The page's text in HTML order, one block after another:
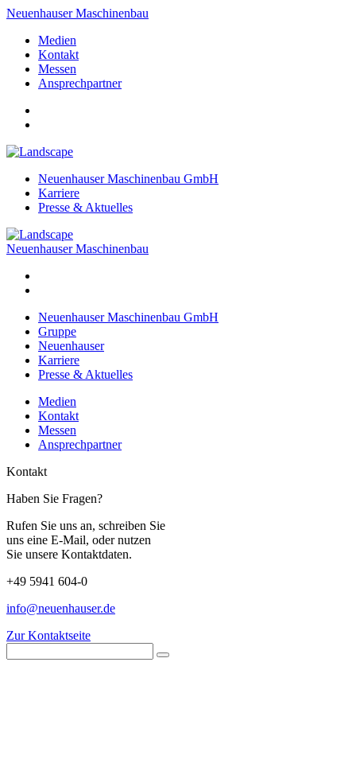
Neuenhauser Maschinenbau
Medien
Kontakt
Messen
Ansprechpartner
Neuenhauser Maschinenbau GmbH
Karriere
Presse & Aktuelles
Neuenhauser Maschinenbau
Neuenhauser Maschinenbau GmbH
Gruppe
Neuenhauser
Karriere
Presse & Aktuelles
Medien
Kontakt
Messen
Ansprechpartner
Kontakt
Haben Sie Fragen?
Rufen Sie uns an, schreiben Sie
uns eine E-Mail, oder nutzen
Sie unsere Kontaktdaten.
+49 5941 604-0
info@neuenhauser.de
Zur Kontaktseite